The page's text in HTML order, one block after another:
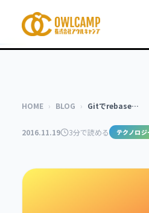
HOME › BLOG › Gitでrebase…
2016.11.19 3分で読める テクノロジ